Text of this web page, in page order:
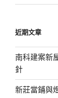
近期文章
南科建案新
針
新莊當鋪與